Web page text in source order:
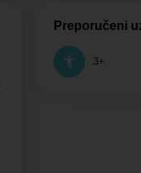
Preporučeni
3+